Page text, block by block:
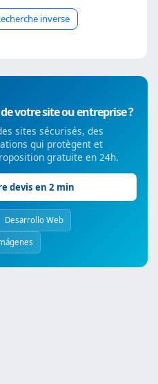
inverse
votre site ou entreprise ?
sites sécurisés, des
qui protègent et
gratuite en 24h.
devis en 2 min
Desarrollo Web